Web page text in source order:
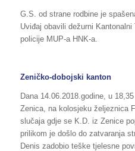
G.S. od strane rodbine je
Uviđaj obavili dežurni
policije MUP-a HNK-a.
Zeničko-dobojski kanton
Dana 14.06.2018.godine, u
Zenica, na kolosjeku željeznica
slučaja gdje se K.D. iz Zenice
prilikom je došlo do zatvaranja
Denis zadobio teške tjelesne